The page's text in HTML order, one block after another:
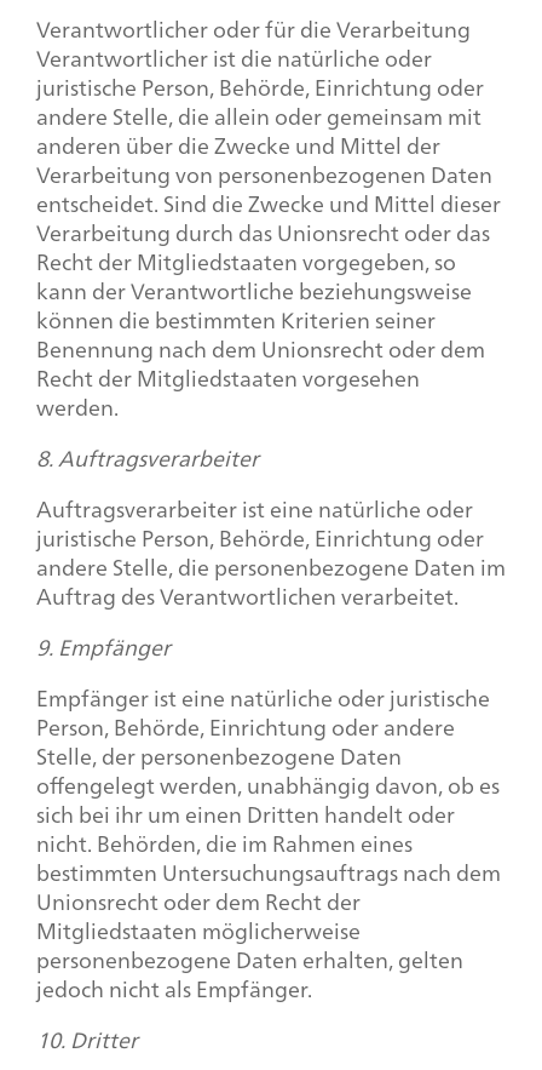
Verantwortlicher oder für die Verarbeitung
Verantwortlicher ist die natürliche oder
juristische Person, Behörde, Einrichtung oder
andere Stelle, die allein oder gemeinsam mit
anderen über die Zwecke und Mittel der
Verarbeitung von personenbezogenen Daten
entscheidet. Sind die Zwecke und Mittel dieser
Verarbeitung durch das Unionsrecht oder das
Recht der Mitgliedstaaten vorgegeben, so
kann der Verantwortliche beziehungsweise
können die bestimmten Kriterien seiner
Benennung nach dem Unionsrecht oder dem
Recht der Mitgliedstaaten vorgesehen
werden.
8. Auftragsverarbeiter
Auftragsverarbeiter ist eine natürliche oder
juristische Person, Behörde, Einrichtung oder
andere Stelle, die personenbezogene Daten im
Auftrag des Verantwortlichen verarbeitet.
9. Empfänger
Empfänger ist eine natürliche oder juristische
Person, Behörde, Einrichtung oder andere
Stelle, der personenbezogene Daten
offengelegt werden, unabhängig davon, ob es
sich bei ihr um einen Dritten handelt oder
nicht. Behörden, die im Rahmen eines
bestimmten Untersuchungsauftrags nach dem
Unionsrecht oder dem Recht der
Mitgliedstaaten möglicherweise
personenbezogene Daten erhalten, gelten
jedoch nicht als Empfänger.
10. Dritter